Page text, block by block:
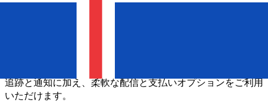
追跡と通知に加え、柔軟な配信と支払いオプションをご利用
いただけます。